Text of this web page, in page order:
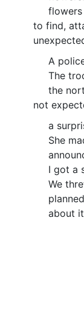
to find,
A
The
the
not
a
She
I got a
We
about